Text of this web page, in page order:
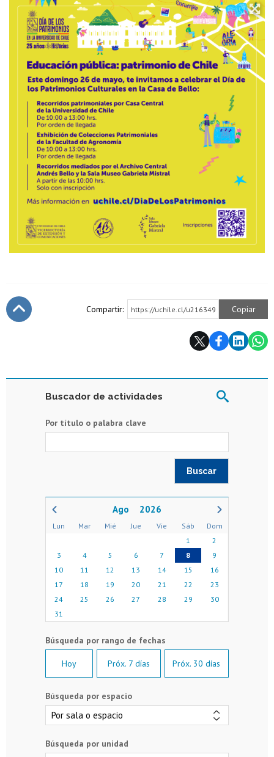
Compartir: https://uchile.cl/u216349 Copiar
Buscador de actividades
Por título o palabra clave
2026
Lun Mar Mié Jue Vie Sáb
Dom
1
2
3
4 5 6 7 8
9
10
11 12 13 14 15
16
17
18 19 20 21 22
23
24
25 26 27 28 29
30
31
Hoy Próx. 7 días Próx. 30 días
Búsqueda por espacio
Búsqueda por unidad